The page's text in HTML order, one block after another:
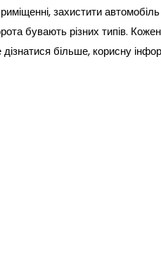
захистити автомобіль
бувають різних типів.
більше, корисну